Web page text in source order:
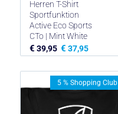
Herren T-Shirt
Sportfunktion
Active Eco Sports
CTo | Mint White
€ 39,95 € 37,95
5 % Shopping Club